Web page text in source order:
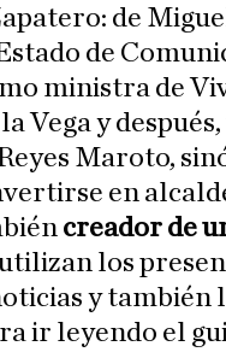
de
de
ministra de
Vega y
Maroto,
en
creador de
los
y también
ir leyendo el